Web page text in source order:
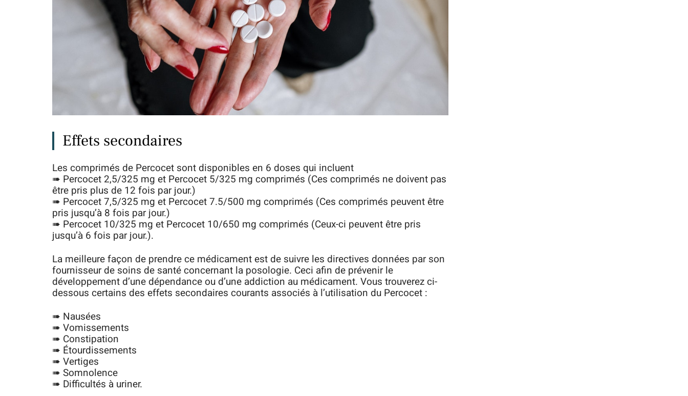
Effets secondaires
Les comprimés de Percocet sont disponibles en 6 doses qui incluent
➠ Percocet 2,5/325 mg et Percocet 5/325 mg comprimés (Ces comprimés ne doivent pas
être pris plus de 12 fois par jour.)
➠ Percocet 7,5/325 mg et Percocet 7.5/500 mg comprimés (Ces comprimés peuvent être
pris jusqu’à 8 fois par jour.)
➠ Percocet 10/325 mg et Percocet 10/650 mg comprimés (Ceux-ci peuvent être pris
jusqu’à 6 fois par jour.).
La meilleure façon de prendre ce médicament est de suivre les directives données par son
fournisseur de soins de santé concernant la posologie. Ceci afin de prévenir le
développement d’une dépendance ou d’une addiction au médicament. Vous trouverez ci-
dessous certains des effets secondaires courants associés à l’utilisation du Percocet :
➠ Nausées
➠ Vomissements
➠ Constipation
➠ Étourdissements
➠ Vertiges
➠ Somnolence
➠ Difficultés à uriner.